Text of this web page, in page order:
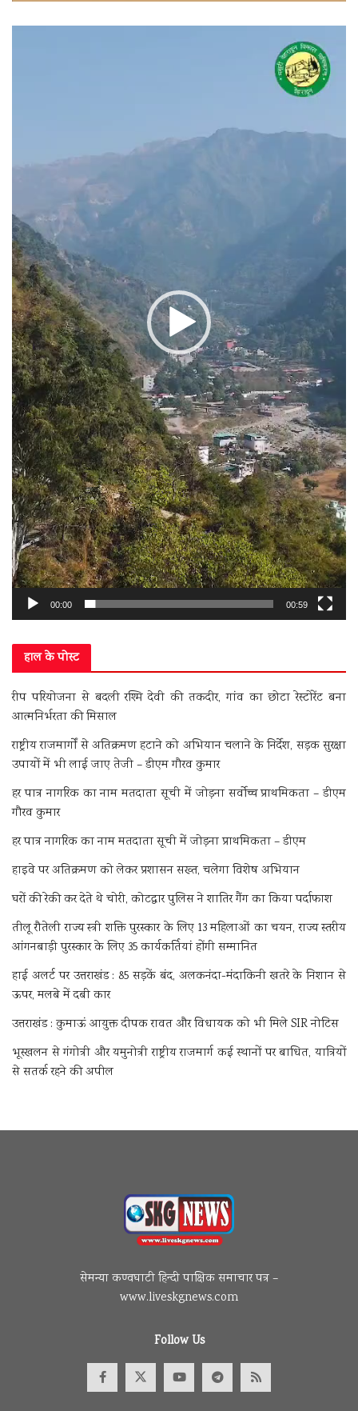
00:00 00:59
हाल के पोस्ट
रीप परियोजना से बदली रश्मि देवी की तकदीर, गांव का छोटा रेस्टोरेंट बना
आत्मनिर्भरता की मिसाल
राष्ट्रीय राजमार्गों से अतिक्रमण हटाने को अभियान चलाने के निर्देश, सड़क सुरक्षा
उपायों में भी लाई जाए तेजी – डीएम गौरव कुमार
हर पात्र नागरिक का नाम मतदाता सूची में जोड़ना सर्वोच्च प्राथमिकता – डीएम
गौरव कुमार
हर पात्र नागरिक का नाम मतदाता सूची में जोड़ना प्राथमिकता – डीएम
हाइवे पर अतिक्रमण को लेकर प्रशासन सख्त, चलेगा विशेष अभियान
घरों की रेकी कर देते थे चोरी, कोटद्वार पुलिस ने शातिर गैंग का किया पर्दाफाश
तीलू रौतेली राज्य स्त्री शक्ति पुरस्कार के लिए 13 महिलाओं का चयन, राज्य स्तरीय
आंगनबाड़ी पुरस्कार के लिए 35 कार्यकर्तियां होंगी सम्मानित
हाई अलर्ट पर उत्तराखंड : 85 सड़कें बंद, अलकनंदा-मंदाकिनी खतरे के निशान से
ऊपर, मलबे में दबी कार
उत्तराखंड : कुमाऊं आयुक्त दीपक रावत और विधायक को भी मिले SIR नोटिस
भूस्खलन से गंगोत्री और यमुनोत्री राष्ट्रीय राजमार्ग कई स्थानों पर बाधित, यात्रियों
से सतर्क रहने की अपील
सेमन्या कण्वघाटी हिन्दी पाक्षिक समाचार पत्र –
www.liveskgnews.com
Follow Us